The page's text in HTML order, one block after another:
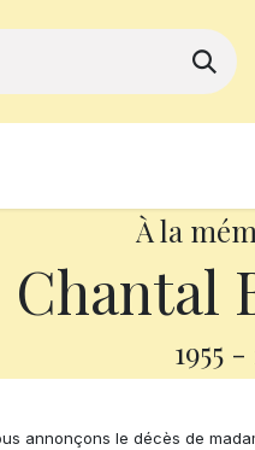
À la
Chantal
1955 -
annonçons le décès de